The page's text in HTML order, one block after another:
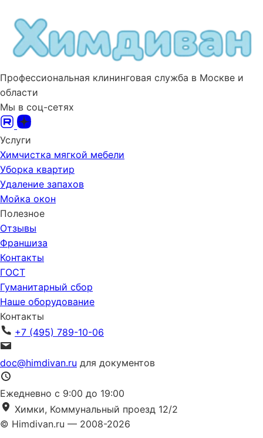
Профессиональная клининговая служба в Москве и
области
Мы в соц-сетях
Услуги
Химчистка мягкой мебели
Уборка квартир
Удаление запахов
Мойка окон
Полезное
Отзывы
Франшиза
Контакты
ГОСТ
Гуманитарный сбор
Наше оборудование
Контакты
+7 (495) 789-10-06
doc@himdivan.ru для документов
Ежедневно с 9:00 до 19:00
Химки, Коммунальный проезд 12/2
© Himdivan.ru — 2008-2026